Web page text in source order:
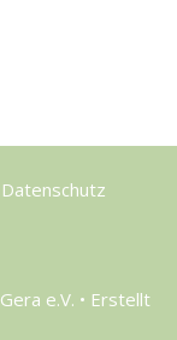
Datenschutz
e.V. • Erstellt